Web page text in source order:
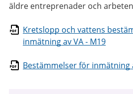
äldre entreprenader och
Kretslopp och vattens
inmätning av VA - M19
Bestämmelser för inmätning